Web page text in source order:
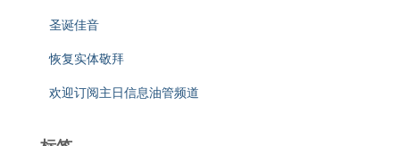
圣诞佳音
恢复实体敬拜
欢迎订阅主日信息油管频道